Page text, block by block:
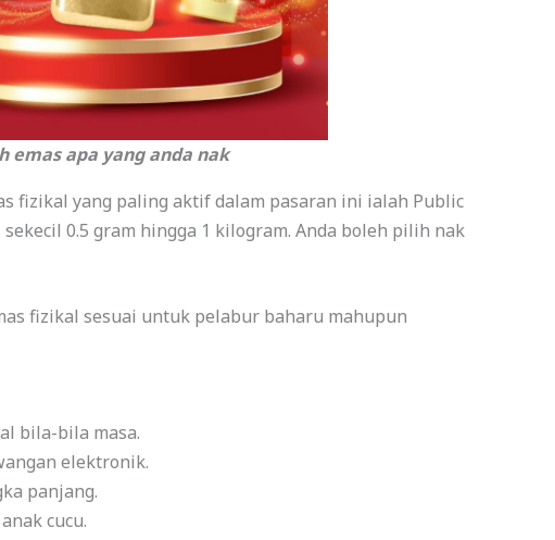
emas apa yang anda nak
fizikal yang paling aktif dalam pasaran ini ialah Public
0.5 gram hingga 1 kilogram. Anda boleh pilih nak
fizikal sesuai untuk pelabur baharu mahupun
bila-bila masa.
elektronik.
panjang.
cucu.